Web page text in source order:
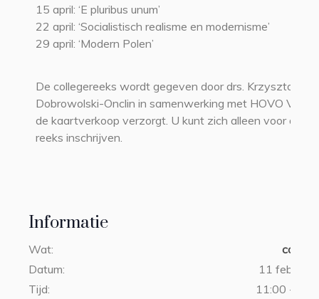
Informatie
Wat:
Datum:
11 februari
Tijd:
11:00 -
15 april: ‘E pluribus unum’
22 april: ‘Socialistisch realisme en modernisme’
29 april: ‘Modern Polen’
De collegereeks wordt gegeven door drs. Krzysztof
Dobrowolski-Onclin in samenwerking met HOVO VU
de kaartverkoop verzorgt. U kunt zich alleen voor de
reeks inschrijven.